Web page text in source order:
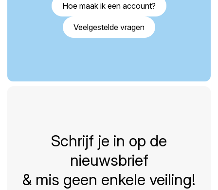
Hoe maak ik een account?
Veelgestelde vragen
Schrijf je in op de
nieuwsbrief
& mis geen enkele veiling!